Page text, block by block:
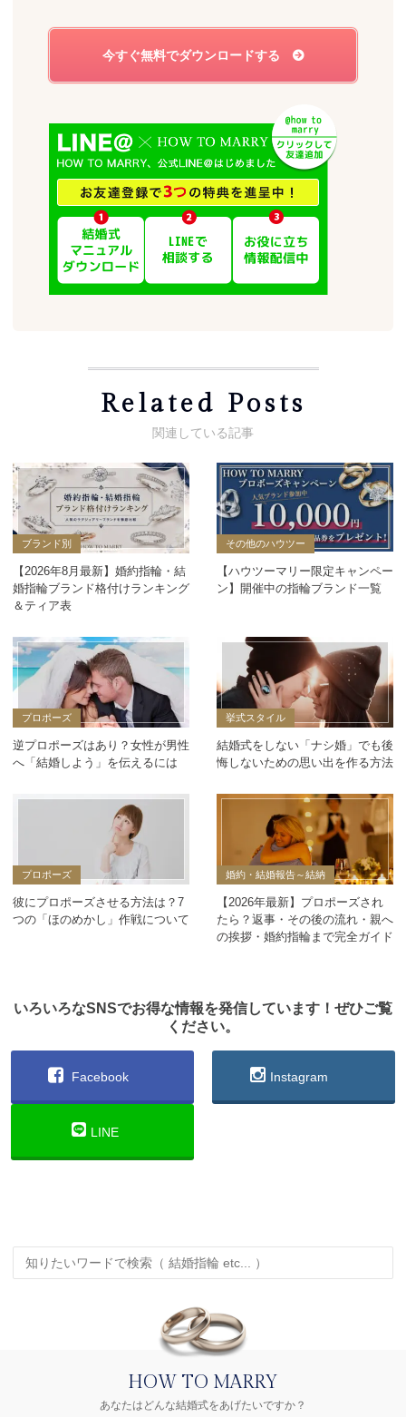
Related Posts
ブランド別
【2026年8月最新】婚約指輪・結
婚指輪ブランド格付けランキング
＆ティア表
その他のハウツー
【ハウツーマリー限定キャンペー
ン】開催中の指輪ブランド一覧
プロポーズ
逆プロポーズはあり？女性が男性
へ「結婚しよう」を伝えるには
挙式スタイル
結婚式をしない「ナシ婚」でも後
悔しないための思い出を作る方法
プロポーズ
彼にプロポーズさせる方法は？7
つの「ほのめかし」作戦について
婚約・結婚報告～結納
【2026年最新】プロポーズされ
たら？返事・その後の流れ・親へ
の挨拶・婚約指輪まで完全ガイド
いろいろなSNSでお得な情報を発信しています！ぜひご覧
ください。
Facebook Instagram
LINE
HOW TO MARRY
あなたはどんな結婚式をあげたいですか？